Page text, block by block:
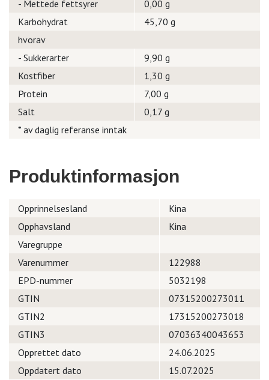
- Mettede fettsyrer
0,00 g
Karbohydrat
45,70 g
hvorav
- Sukkerarter
9,90 g
Kostfiber
1,30 g
Protein
7,00 g
Salt
0,17 g
* av daglig referanse inntak
Produktinformasjon
Opprinnelsesland
Kina
Opphavsland
Kina
Varegruppe
Varenummer
122988
EPD-nummer
5032198
GTIN
07315200273011
GTIN2
17315200273018
GTIN3
07036340043653
Opprettet dato
24.06.2025
Oppdatert dato
15.07.2025